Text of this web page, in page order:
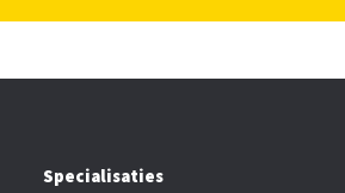
Specialisaties